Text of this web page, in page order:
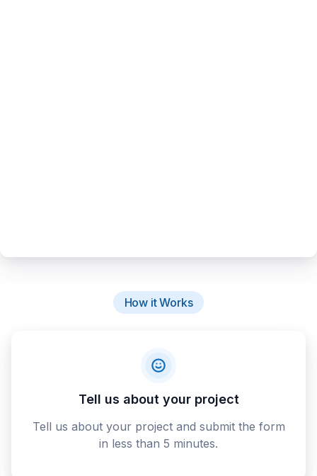
How it Works
Tell us about your project
Tell us about your project and submit the form
in less than 5 minutes.